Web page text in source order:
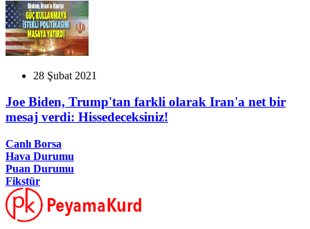
28 Şubat 2021
Joe Biden, Trump'tan farkli olarak Iran'a net bir
mesaj verdi: Hissedeceksiniz!
Canlı Borsa
Hava Durumu
Puan Durumu
Fikstür